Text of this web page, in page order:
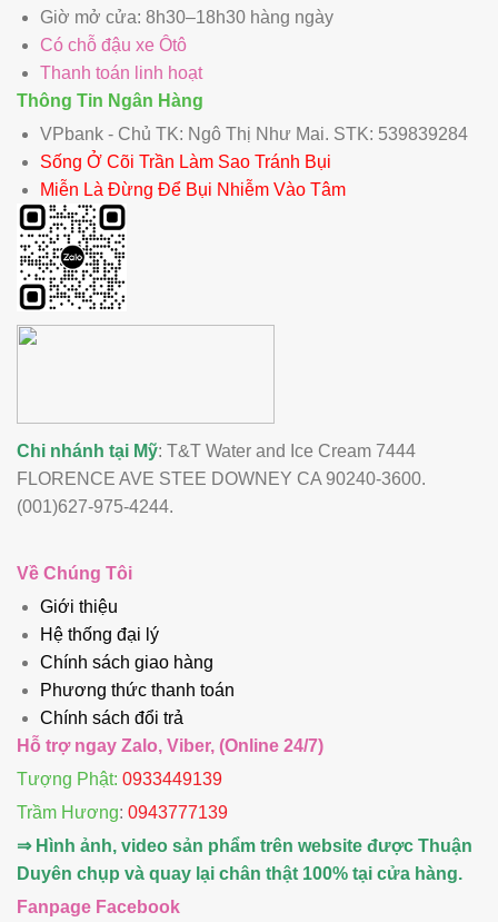
Giờ mở cửa: 8h30–18h30 hàng ngày
Có chỗ đậu xe Ôtô
Thanh toán linh hoạt
Thông Tin Ngân Hàng
VPbank - Chủ TK: Ngô Thị Như Mai. STK: 539839284
Sống Ở Cõi Trần Làm Sao Tránh Bụi
Miễn Là Đừng Để Bụi Nhiễm Vào Tâm
Chi nhánh tại Mỹ: T&T Water and Ice Cream 7444
FLORENCE AVE STEE DOWNEY CA 90240-3600.
(001)627-975-4244.
Về Chúng Tôi
Giới thiệu
Hệ thống đại lý
Chính sách giao hàng
Phương thức thanh toán
Chính sách đổi trả
Hỗ trợ ngay Zalo, Viber, (Online 24/7)
Tượng Phật: 0933449139
Trầm Hương: 0943777139
⇒ Hình ảnh, video sản phẩm trên website được Thuận
Duyên chụp và quay lại chân thật 100% tại cửa hàng.
Fanpage Facebook